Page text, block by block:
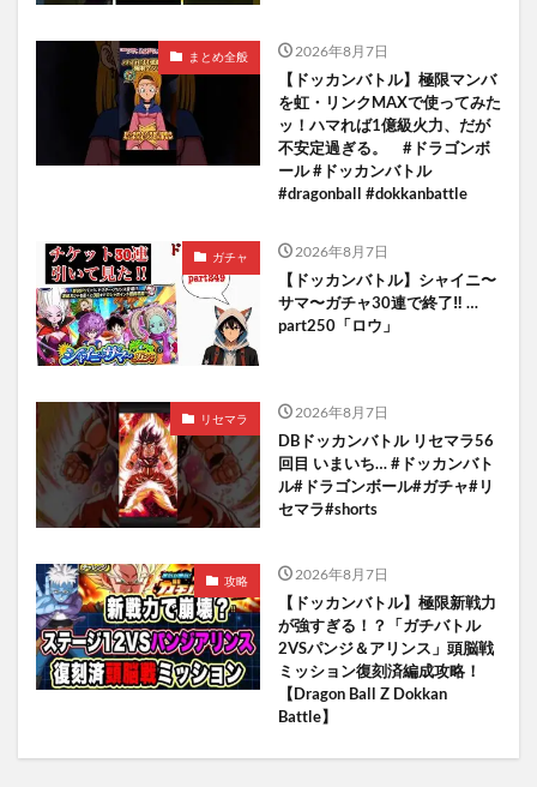
まとめ全般 2026年8月7日
【ドッカンバトル】極限マンバ
を虹・リンクMAXで使ってみた
ッ！ハマれば1億級火力、だが
不安定過ぎる。 #ドラゴンボ
ール #ドッカンバトル
#dragonball #dokkanbattle
ガチャ 2026年8月7日
【ドッカンバトル】シャイニ〜
サマ〜ガチャ30連で終了‼︎ …
part250「ロウ」
リセマラ 2026年8月7日
DBドッカンバトル リセマラ56
回目 いまいち… #ドッカンバト
ル#ドラゴンボール#ガチャ#リ
セマラ#shorts
攻略 2026年8月7日
【ドッカンバトル】極限新戦力
が強すぎる！？「ガチバトル
2VSパンジ＆アリンス」頭脳戦
ミッション復刻済編成攻略！
【Dragon Ball Z Dokkan
Battle】